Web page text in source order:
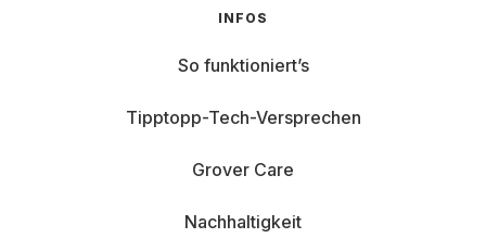
INFOS
So funktioniert’s
Tipptopp-Tech-Versprechen
Grover Care
Nachhaltigkeit